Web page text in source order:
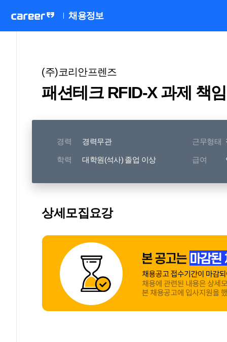
채용정보
(주)코리안프렌즈
패션테크 RFID-X 과제 책
경력 경력무관 근무형태
학력 대학원(석사) 졸업 이상 급여
상세모집요강